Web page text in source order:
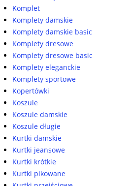
Komplet
Komplety damskie
Komplety damskie basic
Komplety dresowe
Komplety dresowe basic
Komplety eleganckie
Komplety sportowe
Kopertówki
Koszule
Koszule damskie
Koszule długie
Kurtki damskie
Kurtki jeansowe
Kurtki krótkie
Kurtki pikowane